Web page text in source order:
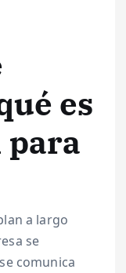
es
a largo
se
comunica